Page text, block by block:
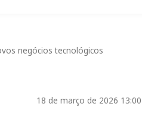
negócios tecnológicos
18 de março de 2026 13:00